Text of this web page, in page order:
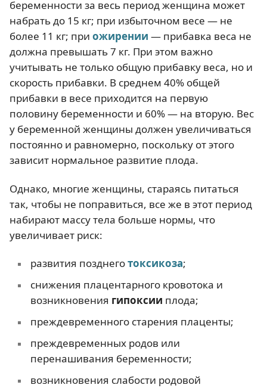
беременности за весь период женщина может
набрать до 15 кг; при избыточном весе — не
более 11 кг; при ожирении — прибавка веса не
должна превышать 7 кг. При этом важно
учитывать не только общую прибавку веса, но и
скорость прибавки. В среднем 40% общей
прибавки в весе приходится на первую
половину беременности и 60% — на вторую. Вес
у беременной женщины должен увеличиваться
постоянно и равномерно, поскольку от этого
зависит нормальное развитие плода.
Однако, многие женщины, стараясь питаться
так, чтобы не поправиться, все же в этот период
набирают массу тела больше нормы, что
увеличивает риск:
развития позднеготоксикоза;
снижения плацентарного кровотока и
возникновения гипоксии плода;
преждевременного старения плаценты;
преждевременных родов или
перенашивания беременности;
возникновения слабости родовой